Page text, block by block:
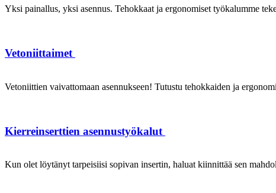
Yksi painallus, yksi asennus. Tehokkaat ja ergonomiset työkalumme
Vetoniittaimet
Vetoniittien vaivattomaan asennukseen! Tutustu tehokkaiden ja
Kierreinserttien asennustyökalut
Kun olet löytänyt tarpeisiisi sopivan insertin, haluat kiinnittää sen